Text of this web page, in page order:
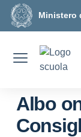
Vai ai contenuti
Vai al menu di
Vai al footer
Ministero
Albo